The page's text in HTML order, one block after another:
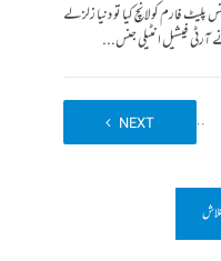
فارم کولانچ کیا تو دنیا زلزلے
آرٹی فیشیل انٹیلی جنس...
…
6
NEXT